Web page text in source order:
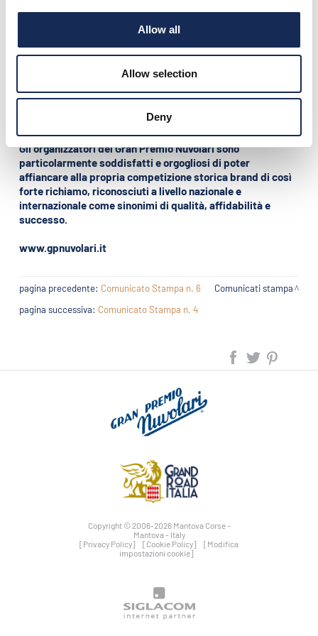
Allow all
Allow selection
Deny
rinnovato la propria presenza per i
prossimi tre anni.
vita e di una passione che lega il fascino dei motori
all’eleganza e che ha portato allarealizzazione di una capsule
Gli organizzatori del Gran Premio Nuvolari sono
particolarmente soddisfatti e orgogliosi di poter
affiancare alla propria competizione storica brand di così
forte richiamo, riconosciuti a livello nazionale e
internazionale come sinonimi di qualità, affidabilità e
successo.
www.gpnuvolari.it
pagina precedente: Comunicato Stampa n. 6
pagina successiva: Comunicato Stampa n. 4
Comunicati stampa
Copyright © 2006-2026 Mantova Corse -
Mantova - Italy
[Privacy Policy]
[Cookie Policy]
[Modifica
impostazioni cookie]